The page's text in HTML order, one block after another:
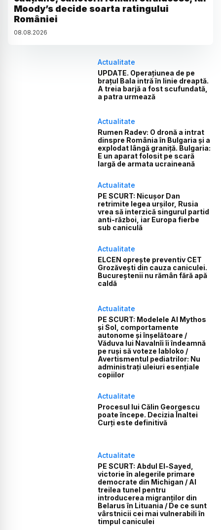
Moody’s decide soarta ratingului
României
08.08.2026
Actualitate
UPDATE. Operațiunea de pe
brațul Bala intră în linie dreaptă.
A treia barjă a fost scufundată,
a patra urmează
Actualitate
Rumen Radev: O dronă a intrat
dinspre România în Bulgaria și a
explodat lângă graniță. Bulgaria:
E un aparat folosit pe scară
largă de armata ucraineană
Actualitate
PE SCURT: Nicușor Dan
retrimite legea urșilor, Rusia
vrea să interzică singurul partid
anti-război, iar Europa fierbe
sub caniculă
Actualitate
ELCEN oprește preventiv CET
Grozăvești din cauza caniculei.
Bucureștenii nu rămân fără apă
caldă
Actualitate
PE SCURT: Modelele AI Mythos
și Sol, comportamente
autonome și înșelătoare /
Văduva lui Navalnîi îi îndeamnă
pe ruși să voteze Iabloko /
Avertismentul pediatrilor: Nu
administrați uleiuri esențiale
copiilor
Actualitate
Procesul lui Călin Georgescu
poate începe. Decizia Înaltei
Curți este definitivă
Actualitate
PE SCURT: Abdul El-Sayed,
victorie în alegerile primare
democrate din Michigan / Al
treilea tunel pentru
introducerea migranților din
Belarus în Lituania / De ce sunt
vârstnicii cei mai vulnerabili în
timpul caniculei